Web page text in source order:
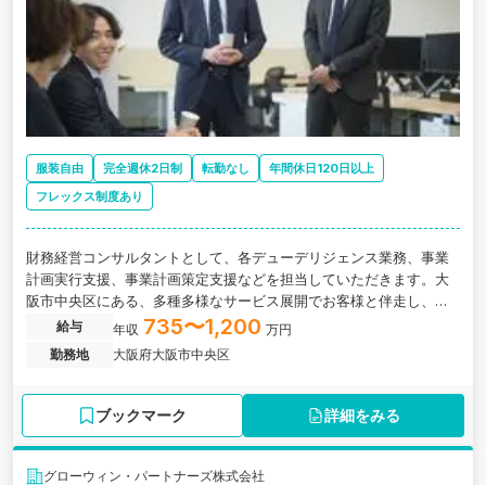
服装自由 完全週休2日制 転勤なし
年間休日120日以上
フレックス制度あり
財務経営コンサルタントとして、各デューデリジェンス業務、事業
計画実行支援、事業計画策定支援などを担当していただきます。大
阪市中央区にある、多種多様なサービス展開でお客様と伴走し、中
小企業の未来を創造するコンサルティング企業の求人です。
給与 年収 735〜1,200 万円
勤務地
大阪府大阪市中央区
ブックマーク 詳細をみる
グローウィン・パートナーズ株式会社